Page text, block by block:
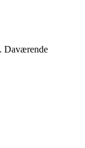
Daværende